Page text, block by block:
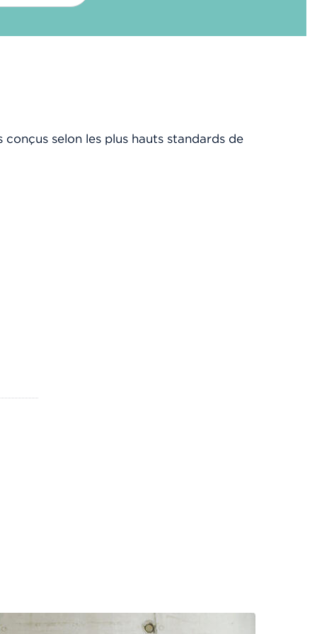
selon les plus hauts standards de